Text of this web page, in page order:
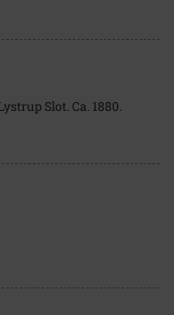
Slot. Ca. 1880.